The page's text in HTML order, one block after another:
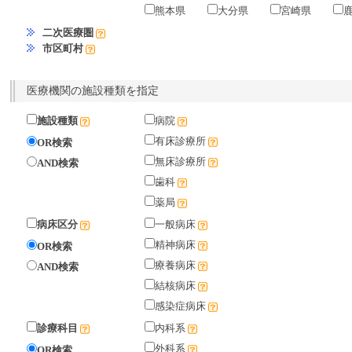
熊本県
大分県 宮崎県
二次医療圏
市区町村
医療機関の施設種類を指定
施設種類
OR検索
AND検索
病院
有床診療所
無床診療所
歯科
薬局
病床区分
OR検索
AND検索
一般病床
精神病床
療養病床
結核病床
感染症病床
診療科目
内科系
外科系